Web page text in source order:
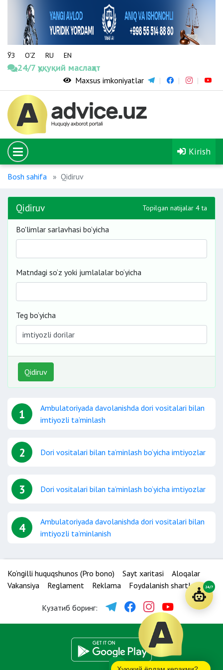
ЎЗ O‘Z RU EN
24/7 ҳуқуқий маслаҳат
Maxsus imkoniyatlar
Kirish
Bosh sahifa Qidiruv
Qidiruv Topilgan natijalar 4 ta
Bo'limlar sarlavhasi bo’yicha
Matndagi so‘z yoki jumlalalar bo‘yicha
Teg bo‘yicha
Qidiruv
1
Ambulatoriyada davolanishda dori vositalari bilan
imtiyozli ta’minlash
2 Dori vositalari bilan ta’minlash bo‘yicha imtiyozlar
3 Dori vositalari bilan ta’minlash bo‘yicha imtiyozlar
4
Ambulatoriyada davolanishda dori vositalari bilan
imtiyozli ta’minlanish
Ko‘ngilli huquqshunos (Pro bono) Sayt xaritasi
Aloqalar
Vakansiya
Reglament Reklama Foydalanish shartlari
Кузатиб боринг:
24/7